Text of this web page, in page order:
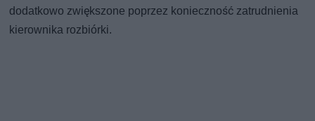
dodatkowo zwiększone poprzez konieczność zatrudnienia
kierownika rozbiórki.